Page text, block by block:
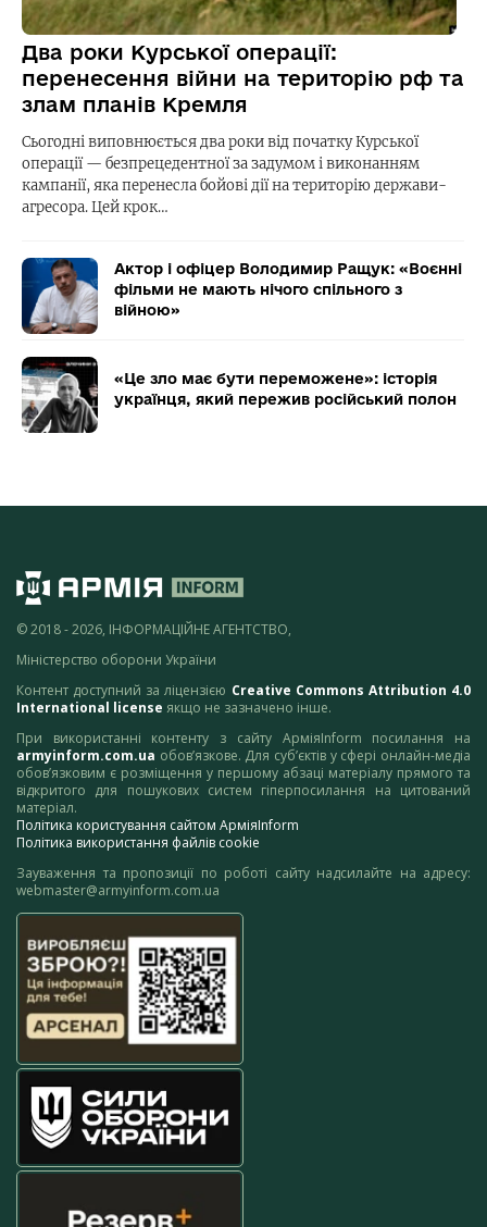
Два роки Курської операції:
перенесення війни на територію рф та
злам планів Кремля
Сьогодні виповнюється два роки від початку Курської
операції — безпрецедентної за задумом і виконанням
кампанії, яка перенесла бойові дії на територію держави-
агресора. Цей крок…
Актор і офіцер Володимир Ращук: «Воєнні
фільми не мають нічого спільного з
війною»
«Це зло має бути переможене»: історія
українця, який пережив російський полон
© 2018 - 2026, ІНФОРМАЦІЙНЕ АГЕНТСТВО,
Міністерство оборони України
Контент доступний за ліцензією Creative Commons Attribution 4.0
International license якщо не зазначено інше.
При використанні контенту з сайту АрміяInform посилання на
armyinform.com.ua обов’язкове. Для суб’єктів у сфері онлайн-медіа
обов’язковим є розміщення у першому абзаці матеріалу прямого та
відкритого для пошукових систем гіперпосилання на цитований
матеріал.
Політика користування сайтом АрміяInform
Політика використання файлів cookie
Зауваження та пропозиції по роботі сайту надсилайте на адресу:
webmaster@armyinform.com.ua